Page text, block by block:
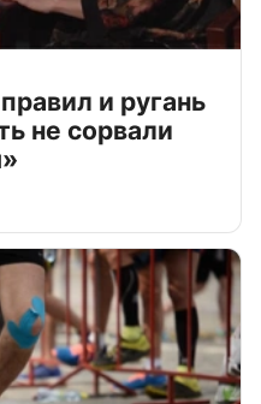
и ругань
не сорвали